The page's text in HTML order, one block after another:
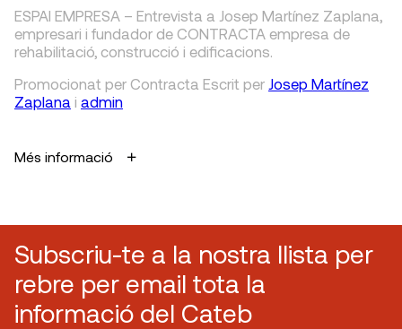
ESPAI EMPRESA – Entrevista a Josep Martínez Zaplana,
empresari i fundador de CONTRACTA empresa de
rehabilitació, construcció i edificacions.
Promocionat per Contracta Escrit per Josep Martínez
Zaplana i admin
Més informació
Subscriu-te a la nostra llista per
rebre per email tota la
informació del Cateb